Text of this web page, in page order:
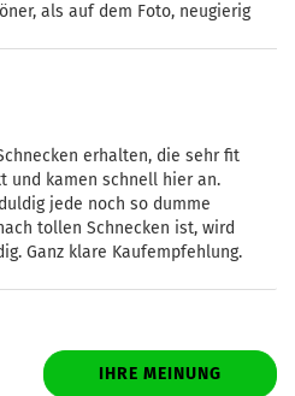
als auf dem Foto, neugierig
erhalten, die sehr fit
und kamen schnell hier an.
jede noch so dumme
tollen Schnecken ist, wird
Ganz klare Kaufempfehlung.
IHRE MEINUNG